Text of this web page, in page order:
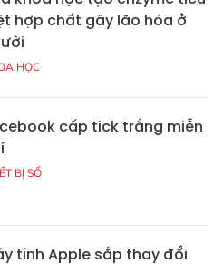
hợp chất gây lão hóa ở
HỌC
cấp tick trắng miễn
BỊ SỐ
tính Apple sắp thay đổi